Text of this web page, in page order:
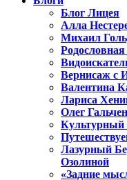
Блог Лицея
Алла
Михаил
Вернисаж с
Валентина
Лариса
Олег
Культурный
Лазурный
Озолиной
«Задние